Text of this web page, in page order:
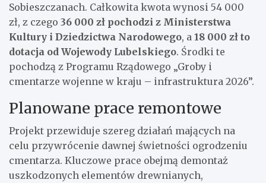
Sobieszczanach. Całkowita kwota wynosi 54 000
zł, z czego 36 000 zł pochodzi z Ministerstwa
Kultury i Dziedzictwa Narodowego, a 18 000 zł to
dotacja od Wojewody Lubelskiego. Środki te
pochodzą z Programu Rządowego „Groby i
cmentarze wojenne w kraju – infrastruktura 2026”.
Planowane prace remontowe
Projekt przewiduje szereg działań mających na
celu przywrócenie dawnej świetności ogrodzeniu
cmentarza. Kluczowe prace obejmą demontaż
uszkodzonych elementów drewnianych,